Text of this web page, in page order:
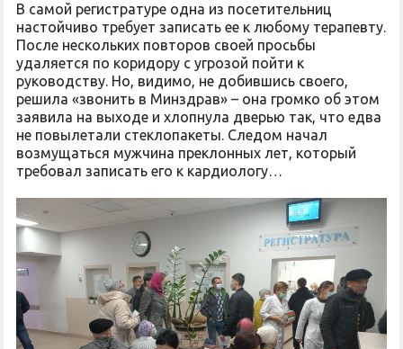
В самой регистратуре одна из посетительниц
настойчиво требует записать ее к любому терапевту.
После нескольких повторов своей просьбы
удаляется по коридору с угрозой пойти к
руководству. Но, видимо, не добившись своего,
решила «звонить в Минздрав» – она громко об этом
заявила на выходе и хлопнула дверью так, что едва
не повылетали стеклопакеты. Следом начал
возмущаться мужчина преклонных лет, который
требовал записать его к кардиологу…